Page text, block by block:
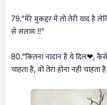
79.”मेरे मुकद्दर में तो तेरी याद है
से सलाम !!”
80.”कितना नादान है ये दिल❤,
चाहता हैं, वो तेरा होना नही चाहता